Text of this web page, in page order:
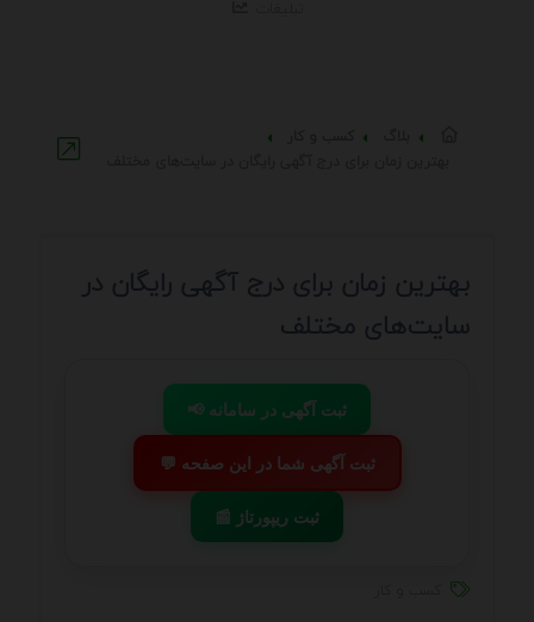
بهترین زمان برای درج آگهی رایگان در
سایت‌های مختلف
📢 ثبت آگهی در سامانه
💬 ثبت آگهی شما در این صفحه
📰 ثبت ریپورتاژ